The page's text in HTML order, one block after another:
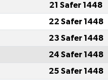
21 Safer 1448
22 Safer 1448
23 Safer 1448
24 Safer 1448
25 Safer 1448